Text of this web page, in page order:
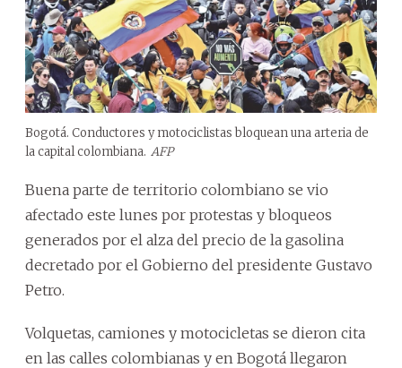
Bogotá. Conductores y motociclistas bloquean una arteria de
la capital colombiana. AFP
Buena parte de territorio colombiano se vio
afectado este lunes por protestas y bloqueos
generados por el alza del precio de la gasolina
decretado por el Gobierno del presidente Gustavo
Petro.
Volquetas, camiones y motocicletas se dieron cita
en las calles colombianas y en Bogotá llegaron